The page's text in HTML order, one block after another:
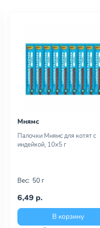
Мнямс
Палочки Мнямс для котят с
индейкой, 10х5 г
Вес: 50 г
6,49 р.
В корзину